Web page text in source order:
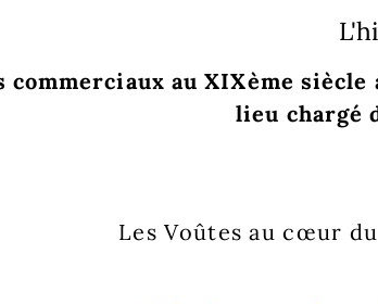
commerciaux au XIXème
lieu chargé
Les Voûtes au cœur